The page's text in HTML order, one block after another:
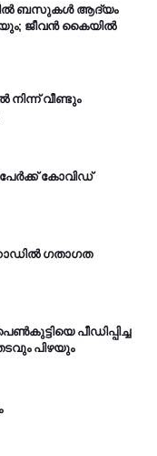
ബസുകൾ ആദ്യം
ജീവൻ കൈയിൽ
നിന്ന് വീണ്ടും
പേർക്ക് കോവിഡ്
ഗതാഗത
പീഡിപ്പിച്ച
പിഴയും